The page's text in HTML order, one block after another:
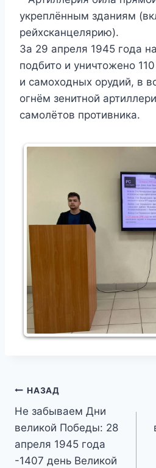
укреплённым зданиям
рейхсканцелярию).
За 29 апреля 1945 года
подбито и уничтожено
и самоходных орудий, в
огнём зенитной
самолётов противника.
Навигация
по
записям
НАЗАД
Не забываем Дни
великой Победы: 28
апреля 1945 года
-1407 день Великой